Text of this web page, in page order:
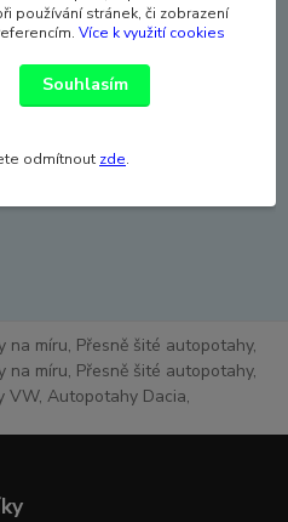
míru, Přesně šité autopotahy,
míru, Přesně šité autopotahy,
Autopotahy Dacia,
používání stránek, či zobrazení
Více k využití cookies
Souhlasím
odmítnout zde.